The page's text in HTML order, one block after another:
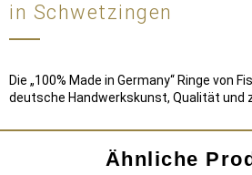
in Schwetzingen
Die „100% Made in Germany“ Ringe von
deutsche Handwerkskunst, Qualität und
Ähnliche